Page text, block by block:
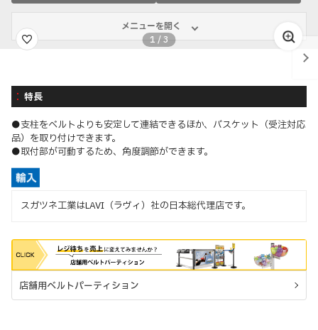
メニューを開く
1 /3
特長
●支柱をベルトよりも安定して連結できるほか、バスケット（受注対応
品）を取り付けできます。
●取付部が可動するため、角度調節ができます。
スガツネ工業はLAVI（ラヴィ）社の日本総代理店です。
店舗用ベルトパーティション